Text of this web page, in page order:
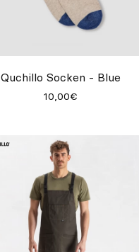
Quchillo Socken - Blue
10,00€